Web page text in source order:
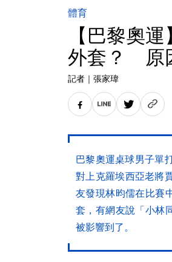
體育
【巴黎奧
外套？ 原
記者 ｜ 張家瑋
巴黎奧運桌球男子單
對上克羅埃西亞老將
友發現林昀儒在比賽
套，有網友說「小林
被影響到了。